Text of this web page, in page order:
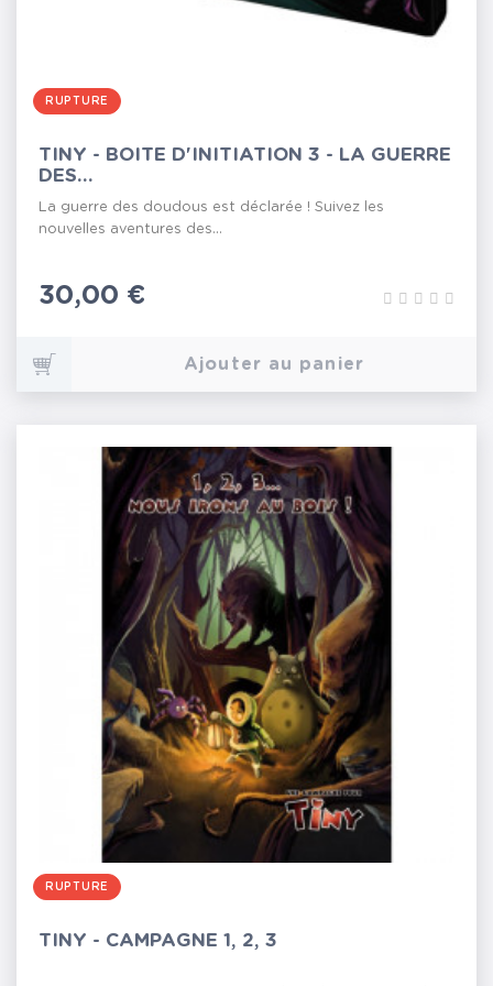
RUPTURE
TINY - BOITE D'INITIATION 3 - LA GUERRE
DES...
La guerre des doudous est déclarée ! Suivez les
nouvelles aventures des...
Prix
30,00 €
Ajouter au panier
RUPTURE
TINY - CAMPAGNE 1, 2, 3